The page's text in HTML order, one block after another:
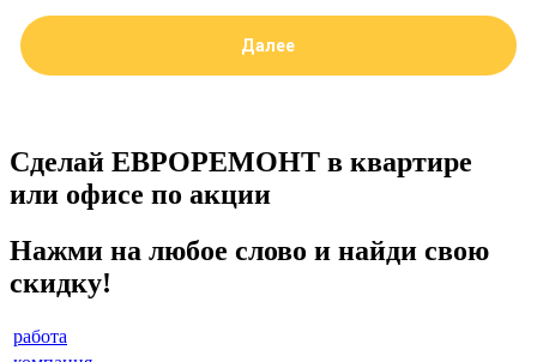
Сделай ЕВРОРЕМОНТ в квартире
или офисе по акции
Нажми на любое слово и найди свою
скидку!
работа